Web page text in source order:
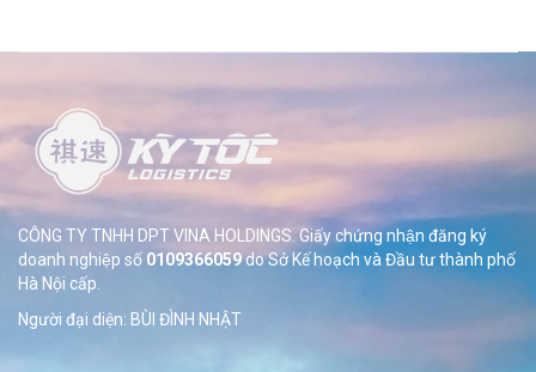
CÔNG TY TNHH DPT VINA HOLDINGS. Giấy chứng nhận đăng ký
doanh nghiệp số 0109366059do SởKế hoạch và Đầu tư thành phố
Hà Nội cấp.
Người đại diện: BÙI ĐÌNH NHẬT